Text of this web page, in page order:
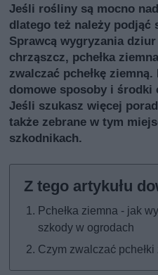
Jeśli rośliny są mocno
dlatego też należy podjąć
Sprawcą wygryzania
chrząszcz, pchełka
zwalczać pchełkę
domowe sposoby i środki
Jeśli szukasz więcej
także zebrane w tym
szkodnikach.
Pchełka ziemna - jak
szkody w ogrodach
Czym zwalczać pchełki